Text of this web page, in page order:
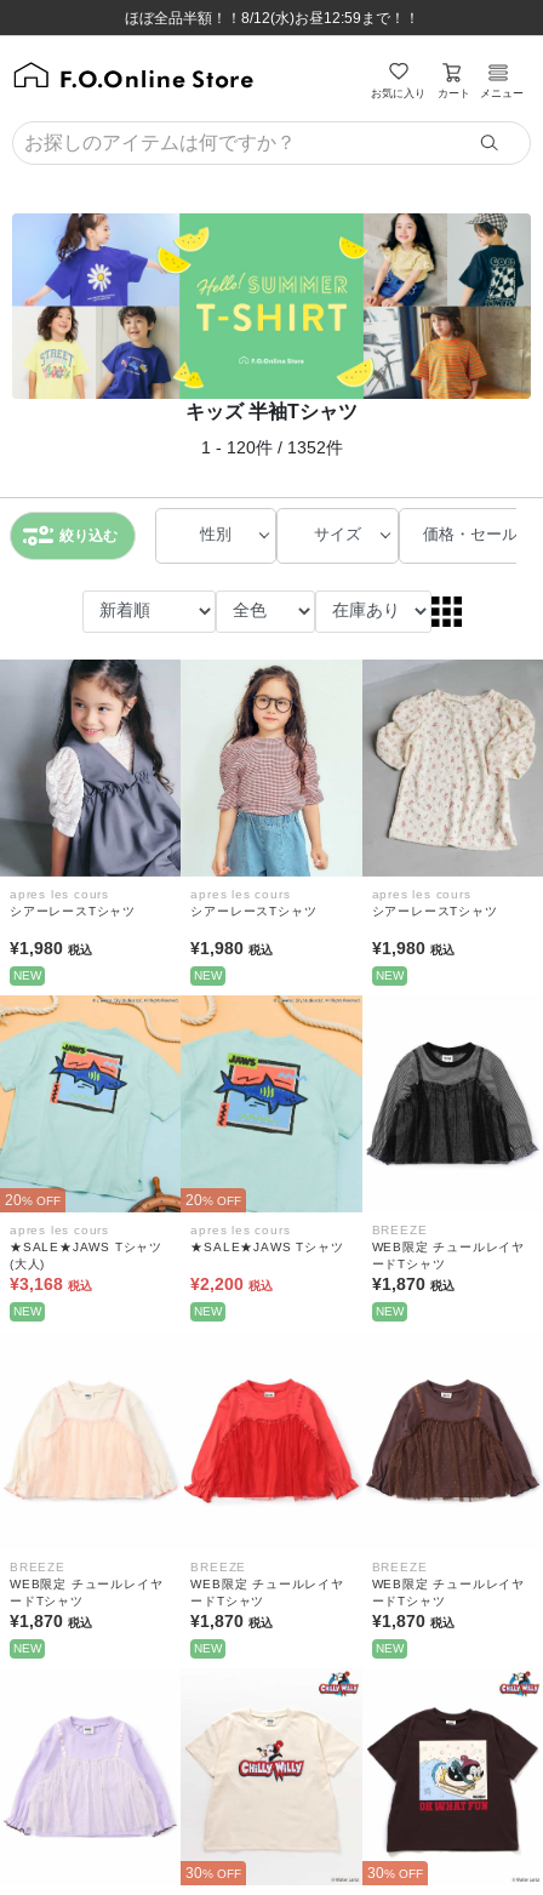
8,800円(税込)以上のお買い物で送料無料♪
ほぼ全品半額！！8/12(水)お昼12:59まで！！
8,800円(税込)以上のお買い物で送料無料♪
ほぼ全品半額！！8/12(水)お昼12:59まで！！
お気に入り カート メニュー
キッズ 半袖Tシャツ
1 - 120件 / 1352件
絞り込む 性別 サイズ 価格・セール
apres les cours
シアーレースTシャツ
¥1,980 税込
NEW
apres les cours
シアーレースTシャツ
¥1,980税込
NEW
apres les cours
シアーレースTシャツ
¥1,980 税込
NEW
20% OFF
apres les cours
★SALE★JAWS Tシャツ
(大人)
¥3,168 税込
NEW
20% OFF
apres les cours
★SALE★JAWS Tシャツ
¥2,200 税込
NEW
BREEZE
WEB限定 チュールレイヤ
ードTシャツ
¥1,870 税込
NEW
BREEZE
WEB限定 チュールレイヤ
ードTシャツ
¥1,870 税込
NEW
BREEZE
WEB限定 チュールレイヤ
ードTシャツ
¥1,870税込
NEW
BREEZE
WEB限定 チュールレイヤ
ードTシャツ
¥1,870 税込
NEW
30% OFF 30% OFF